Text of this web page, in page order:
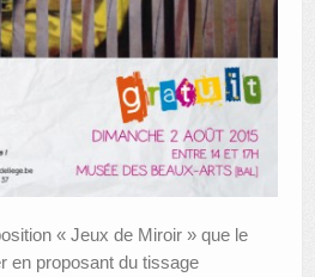
« Jeux de Miroir » que le
en proposant du tissage